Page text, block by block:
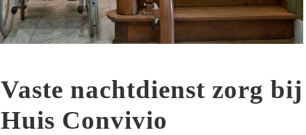
Vaste nachtdienst zorg bij
Huis Convivio